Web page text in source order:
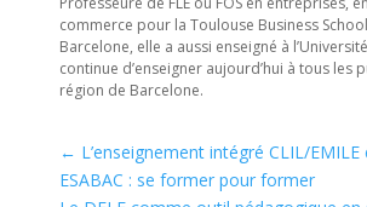
commerce pour la Toulouse Business
Barcelone, elle a aussi enseigné à
continue d’enseigner aujourd’hui à tous les
région de Barcelone.
← L’enseignement intégré CLIL/
ESABAC : se former pour former